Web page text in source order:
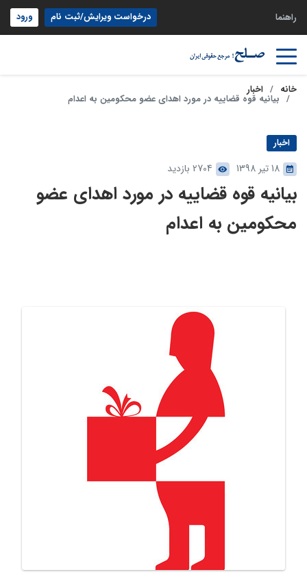
راهنما درخواست ویرایش/ثبت نام ورود
خانه اخبار
بیانیه قوه قضاییه در مورد اهدای عضو محکومین به اعدام
اخبار
18 تیر 1398 2704 بازدید
بیانیه قوه قضاییه در مورد اهدای عضو
محکومین به اعدام